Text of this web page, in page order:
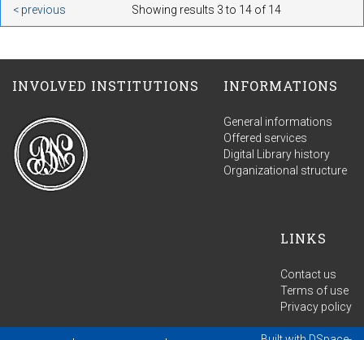
Showing results 3 to 14 of 14
< previous
INVOLVED INSTITUTIONS INFORMATIONS
General informations
Offered services
Digital Library history
Organizational structure
LINKS
Contact us
Terms of use
Privacy policy